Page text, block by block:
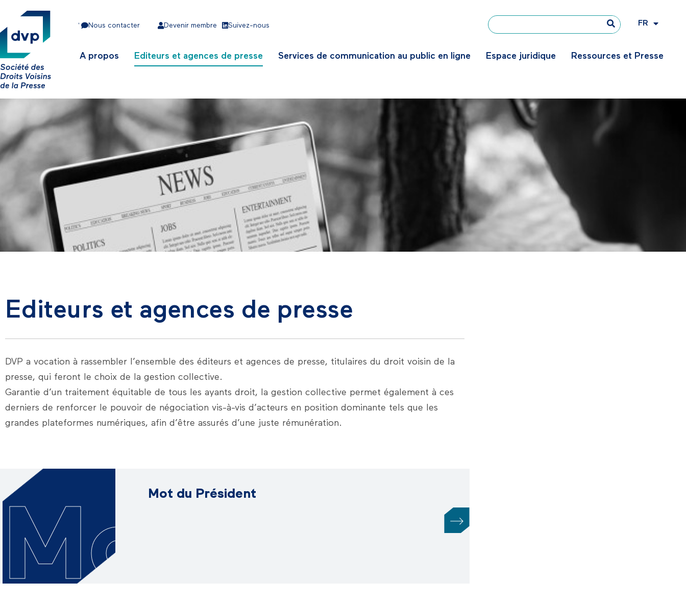
• Nous contacter Devenir membre Suivez-nous FR
EN
A propos Editeurs et agences de presse Services de communication au public en ligne Espace juridique Ressources et Presse
Editeurs et agences de presse
DVP a vocation à rassembler l’ensemble des éditeurs et agences de presse, titulaires du droit voisin de la
presse, qui feront le choix de la gestion collective.
Garantie d’un traitement équitable de tous les ayants droit, la gestion collective permet également à ces
derniers de renforcer le pouvoir de négociation vis-à-vis d’acteurs en position dominante tels que les
grandes plateformes numériques, afin d’être assurés d’une juste rémunération.
Mo
Mot du Président